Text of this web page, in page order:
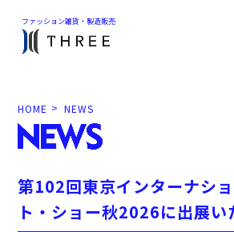
ファッション雑貨・製造販売
HOME NEWS
第102回東京インターナシ
ト・ショー秋2026に出展い